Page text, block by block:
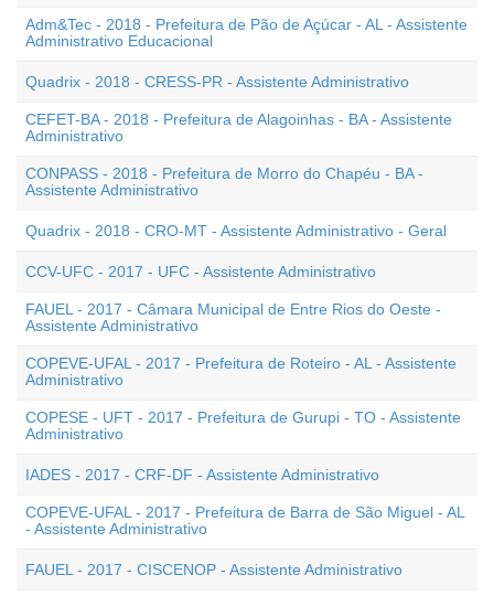
Adm&Tec - 2018 - Prefeitura de Pão de Açúcar - AL - Assistente
Administrativo Educacional
Quadrix - 2018 - CRESS-PR - Assistente Administrativo
CEFET-BA - 2018 - Prefeitura de Alagoinhas - BA - Assistente
Administrativo
CONPASS - 2018 - Prefeitura de Morro do Chapéu - BA -
Assistente Administrativo
Quadrix - 2018 - CRO-MT - Assistente Administrativo - Geral
CCV-UFC - 2017 - UFC - Assistente Administrativo
FAUEL - 2017 - Câmara Municipal de Entre Rios do Oeste -
Assistente Administrativo
COPEVE-UFAL - 2017 - Prefeitura de Roteiro - AL - Assistente
Administrativo
COPESE - UFT - 2017 - Prefeitura de Gurupi - TO - Assistente
Administrativo
IADES - 2017 - CRF-DF - Assistente Administrativo
COPEVE-UFAL - 2017 - Prefeitura de Barra de São Miguel - AL
- Assistente Administrativo
FAUEL - 2017 - CISCENOP - Assistente Administrativo